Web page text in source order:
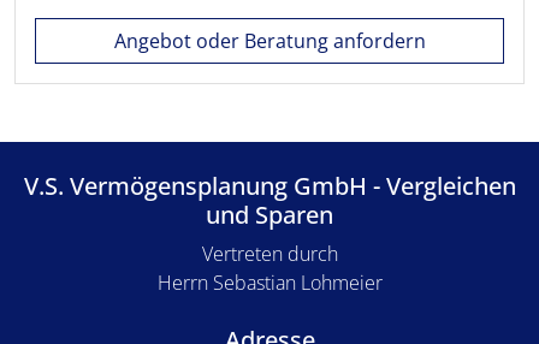
Angebot oder Beratung anfordern
V.S. Vermögensplanung GmbH - Vergleichen
und Sparen
Vertreten durch
Herrn Sebastian Lohmeier